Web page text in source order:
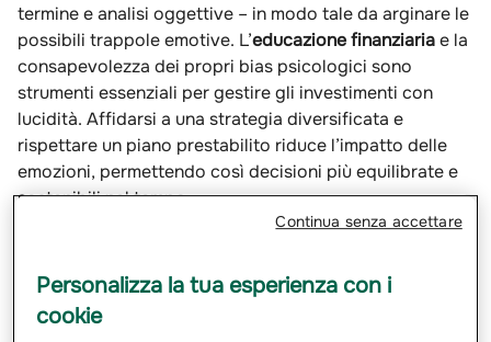
termine e analisi oggettive – in modo tale da arginare le
possibili trappole emotive. L’educazione finanziariae la
consapevolezza dei propri bias psicologici sono
strumenti essenziali per gestire gli investimenti con
lucidità. Affidarsi a una strategia diversificata e
rispettare un piano prestabilito riduce l’impatto delle
emozioni, permettendo così decisioni più equilibrate e
sostenibili nel tempo.
evitarlo
Personalizza la tua esperienza con i
cookie
Continua senza accettare